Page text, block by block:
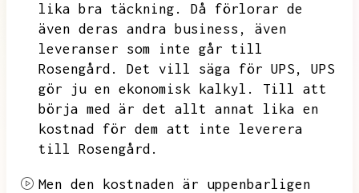
lika bra täckning.
Då förlorar de
även deras andra business,
även
leveranser som inte går till
Rosengård.
Det vill säga för UPS,
UPS
gör ju en ekonomisk kalkyl.
Till att
börja med är det allt annat lika en
kostnad för dem att inte leverera
till Rosengård.
Men den kostnaden är uppenbarligen